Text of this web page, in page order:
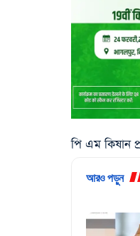
পি এম কিষান
আরও পড়ুন